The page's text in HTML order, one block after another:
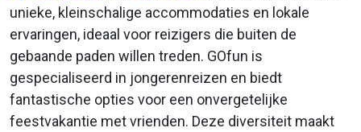
unieke, kleinschalige accommodaties en lokale
ervaringen, ideaal voor reizigers die buiten de
gebaande paden willen treden. GOfun is
gespecialiseerd in jongerenreizen en biedt
fantastische opties voor een onvergetelijke
feestvakantie met vrienden. Deze diversiteit maakt